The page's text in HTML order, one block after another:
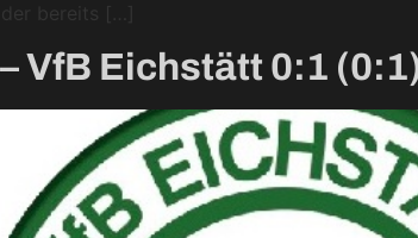
bereits […]
VfB Eichstätt 0:1